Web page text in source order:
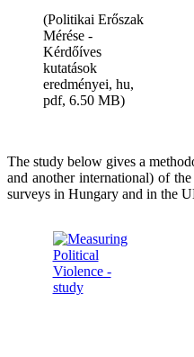
(Politikai Erőszak
Mérése -
Kérdőíves
kutatások
eredményei, hu,
pdf, 6.50 MB)
The study below gives a
and another international) of
surveys in Hungary and in the